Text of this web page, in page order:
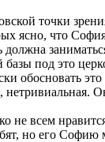
точки
ясно, что
под это
обосновать
нетривиальная.
не всем
но его